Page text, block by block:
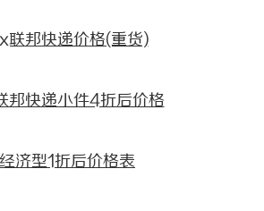
联邦快递价格(重货)
邦快递小件4折后价格
济型1折后价格表